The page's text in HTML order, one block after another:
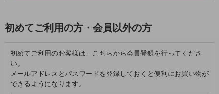
初めてご利用の方・会員以外の方
初めてご利用のお客様は、こちらから会員登録を行ってくださ
い。
メールアドレスとパスワードを登録しておくと便利にお買い物が
できるようになります。